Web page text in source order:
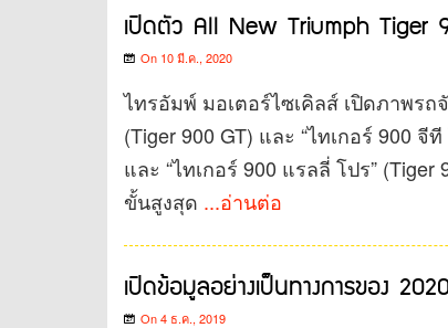
เปิดตัว All New Triumph Tiger
On 10 มี.ค., 2020
ไทรอัมพ์ มอเตอร์ไซเคิลส์ เปิดภาพร
(Tiger 900 GT) และ “ไทเกอร์ 900 จี
และ “ไทเกอร์ 900 แรลลี่ โปร”
ขั้นสูงสุด ...อ่านต่อ
เปิดข้อมูลอย่างเป็นทางการของ
On 4 ธ.ค., 2019